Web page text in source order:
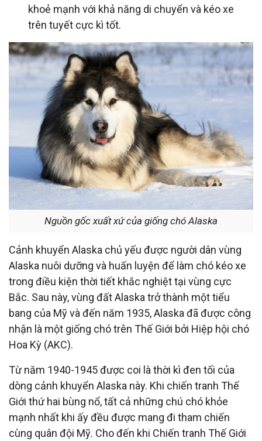
khoẻ mạnh với khả năng di chuyển và kéo xe
trên tuyết cực kì tốt.
Nguồn gốc xuất xứ của giống chó Alaska
Cảnh khuyển Alaska chủ yếu được người dân vùng
Alaska nuôi dưỡng và huấn luyện để làm chó kéo xe
trong điều kiện thời tiết khắc nghiệt tại vùng cực
Bắc. Sau này, vùng đất Alaska trở thành một tiểu
bang của Mỹ và đến năm 1935, Alaska đã được công
nhận là một giống chó trên Thế Giới bởi Hiệp hội chó
Hoa Kỳ (AKC).
Từ năm 1940-1945 được coi là thời kì đen tối của
dòng cảnh khuyển Alaska này. Khi chiến tranh Thế
Giới thứ hai bùng nổ, tất cả những chú chó khỏe
mạnh nhất khi ấy đều được mang đi tham chiến
cùng quân đội Mỹ. Cho đến khi Chiến tranh Thế Giới